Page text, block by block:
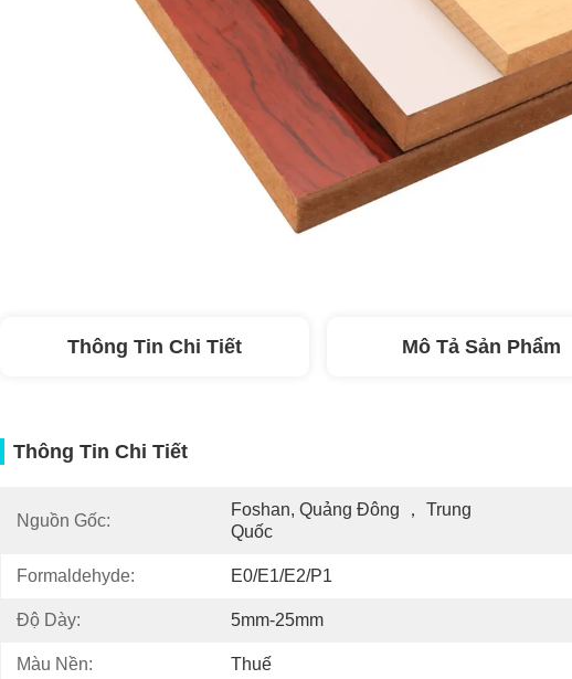
Thông Tin Chi Tiết Mô Tả Sản Phẩm
Thông Tin Chi Tiết
Nguồn Gốc:
Foshan, Quảng Đông ， Trung
Quốc
Formaldehyde: E0/E1/E2/P1
Độ Dày: 5mm-25mm
Màu Nền: Thuế